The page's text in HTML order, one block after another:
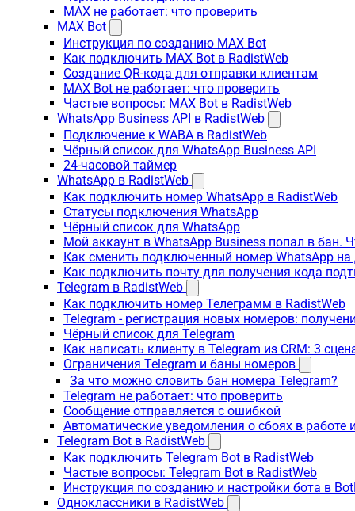
MAX не работает: что проверить
MAX Bot
Инструкция по созданию MAX Bot
Как подключить MAX Bot в RadistWeb
Создание QR-кода для отправки клиентам
MAX Bot не работает: что проверить
Частые вопросы: MAX Bot в RadistWeb
WhatsApp Business API в RadistWeb
Подключение к WABA в RadistWeb
Чёрный список для WhatsApp Business API
24-часовой таймер
WhatsApp в RadistWeb
Как подключить номер WhatsApp в RadistWeb
Статусы подключения WhatsApp
Чёрный список для WhatsApp
Мой аккаунт в WhatsApp Business попал в бан.
Как сменить подключенный номер WhatsApp на
Как подключить почту для получения кода
Telegram в RadistWeb
Как подключить номер Телеграмм в RadistWeb
Telegram - регистрация новых номеров:
Чёрный список для Telegram
Как написать клиенту в Telegram из CRM: 3
Ограничения Telegram и баны номеров
За что можно словить бан номера Telegram?
Telegram не работает: что проверить
Сообщение отправляется с ошибкой
Автоматические уведомления о сбоях в работе
Telegram Bot в RadistWeb
Как подключить Telegram Bot в RadistWeb
Частые вопросы: Telegram Bot в RadistWeb
Инструкция по созданию и настройки бота в
Одноклассники в RadistWeb